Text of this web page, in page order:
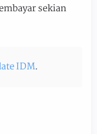
sekian
IDM.